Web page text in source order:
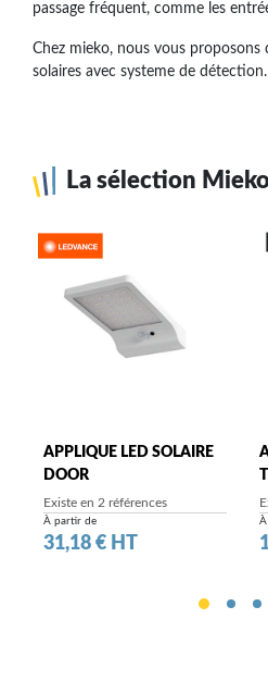
passage fréquent, comme les
Chez mieko, nous vous proposons
solaires avec systeme de détection.
La sélection
APPLIQUE LED SOLAIRE
DOOR
Existe en 2 références
À partir de
Prix
31,18 € HT